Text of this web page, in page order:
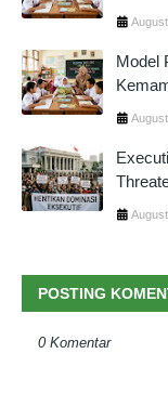
Model
POSTING
0 Komentar